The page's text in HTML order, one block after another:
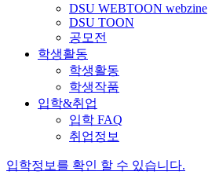
DSU WEBTOON webzine
DSU TOON
공모전
학생활동
학생활동
학생작품
입학&취업
입학 FAQ
취업정보
입학정보를 확인 할 수 있습니다.